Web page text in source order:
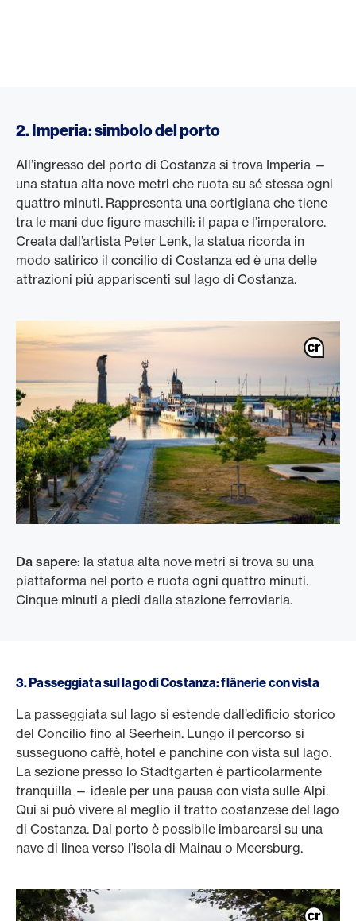
2. Imperia: simbolo del porto
All’ingresso del porto di Costanza si trova Imperia —
una statua alta nove metri che ruota su sé stessa ogni
quattro minuti. Rappresenta una cortigiana che tiene
tra le mani due figure maschili: il papa e l’imperatore.
Creata dall’artista Peter Lenk, la statua ricorda in
modo satirico il concilio di Costanza ed è una delle
attrazioni più appariscenti sul lago di Costanza.
Da sapere: la statua alta nove metri si trova su una
piattaforma nel porto e ruota ogni quattro minuti.
Cinque minuti a piedi dalla stazione ferroviaria.
3. Passeggiata sul lago di Costanza: flânerie con vista
La passeggiata sul lago si estende dall’edificio storico
del Concilio fino al Seerhein. Lungo il percorso si
susseguono caffè, hotel e panchine con vista sul lago.
La sezione presso lo Stadtgarten è particolarmente
tranquilla — ideale per una pausa con vista sulle Alpi.
Qui si può vivere al meglio il tratto costanzese del lago
di Costanza. Dal porto è possibile imbarcarsi su una
nave di linea verso l’isola di Mainau o Meersburg.